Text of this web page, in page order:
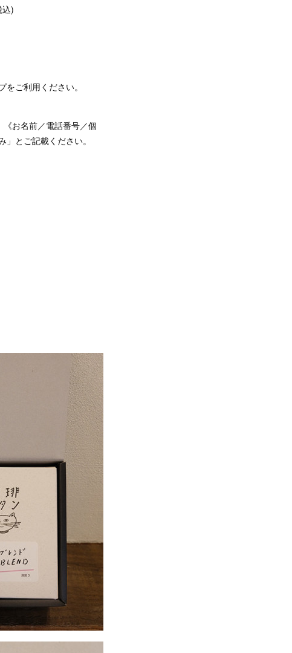
)
ご利用ください。
お名前／電話番号／個
とご記載ください。